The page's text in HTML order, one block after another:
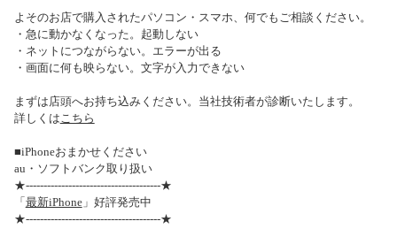
よそのお店で購入されたパソコン・スマホ、何でもご相談ください。
・急に動かなくなった。起動しない
・ネットにつながらない。エラーが出る
・画面に何も映らない。文字が入力できない
まずは店頭へお持ち込みください。当社技術者が診断いたします。
詳しくはこちら
■iPhoneおまかせください
au・ソフトバンク取り扱い
★--------------------------------------★
「 最新iPhone」好評発売中
★--------------------------------------★